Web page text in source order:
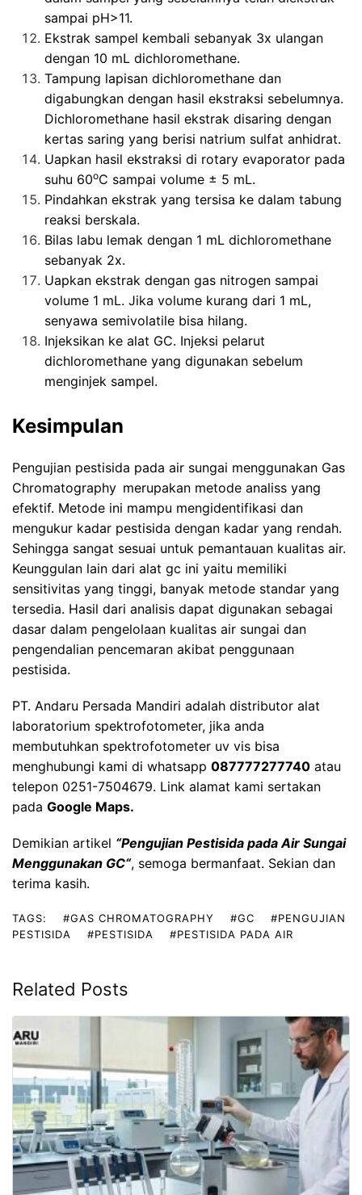
sampai pH>11.
Ekstrak sampel kembali sebanyak 3x ulangan
dengan 10 mL dichloromethane.
Tampung lapisan dichloromethane dan
digabungkan dengan hasil ekstraksi sebelumnya.
Dichloromethane hasil ekstrak disaring dengan
kertas saring yang berisi natrium sulfat anhidrat.
Uapkan hasil ekstraksi di rotary evaporator pada
suhu 60oC sampai volume ± 5 mL.
Pindahkan ekstrak yang tersisa ke dalam tabung
reaksi berskala.
Bilas labu lemak dengan 1 mL dichloromethane
sebanyak 2x.
Uapkan ekstrak dengan gas nitrogen sampai
volume 1 mL. Jika volume kurang dari 1 mL,
senyawa semivolatile bisa hilang.
Injeksikan ke alat GC. Injeksi pelarut
dichloromethane yang digunakan sebelum
menginjek sampel.
Kesimpulan
Pengujian pestisida pada air sungai menggunakan Gas
Chromatography merupakan metode analiss yang
efektif. Metode ini mampu mengidentifikasi dan
mengukur kadar pestisida dengan kadar yang rendah.
Sehingga sangat sesuai untuk pemantauan kualitas air.
Keunggulan lain dari alat gc ini yaitu memiliki
sensitivitas yang tinggi, banyak metode standar yang
tersedia. Hasil dari analisis dapat digunakan sebagai
dasar dalam pengelolaan kualitas air sungai dan
pengendalian pencemaran akibat penggunaan
pestisida.
PT. Andaru Persada Mandiri adalah distributor alat
laboratorium spektrofotometer, jika anda
membutuhkan spektrofotometer uv vis bisa
menghubungi kami di whatsapp 087777277740 atau
telepon 0251-7504679. Link alamat kami sertakan
pada Google Maps.
Demikian artikel “Pengujian Pestisida pada Air Sungai
Menggunakan GC“, semoga bermanfaat. Sekian dan
terima kasih.
TAGS: #GAS CHROMATOGRAPHY #GC
#PENGUJIAN
PESTISIDA
#PESTISIDA #PESTISIDA PADA AIR
Related Posts